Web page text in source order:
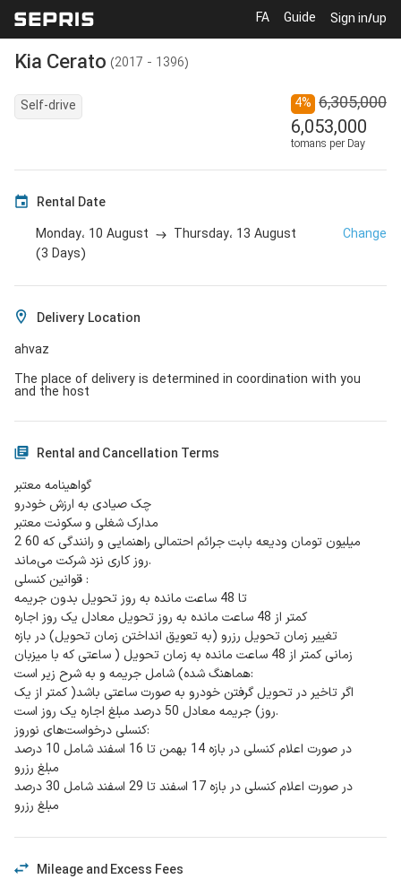
FA Guide Sign in/up
Kia Cerato (2017 - 1396)
Self-drive 4% 6,305,000
6,053,000
tomans per Day
Rental Date
Monday، 10 August Thursday، 13 August
(3 Days)
Change
Delivery Location
ahvaz
The place of delivery is determined in coordination with you
and the host
Rental and Cancellation Terms
گواهینامه معتبر
چک صیادی به ارزش خودرو
مدارک شغلی و سکونت معتبر
2 میلیون تومان ودیعه بابت جرائم احتمالی راهنمایی و رانندگی که 60
روز کاری نزد شرکت می‌ماند.
قوانین کنسلی :
تا 48 ساعت مانده به روز تحویل بدون جریمه
کمتر از 48 ساعت مانده به روز تحویل معادل یک روز اجاره
تغییر زمان تحویل رزرو (به تعویق انداختن زمان تحویل) در بازه
زمانی کمتر از 48 ساعت مانده به زمان تحویل ( ساعتی که با میزبان
هماهنگ شده) شامل جریمه و به شرح زیر است:
اگر تاخیر در تحویل گرفتن خودرو به صورت ساعتی باشد( کمتر از یک
روز) جریمه معادل 50 درصد مبلغ اجاره یک روز است.
کنسلی درخواست‌های نوروز:
در صورت اعلام کنسلی در بازه 14 بهمن تا 16 اسفند شامل 10 درصد
مبلغ رزرو
در صورت اعلام کنسلی در بازه 17 اسفند تا 29 اسفند شامل 30 درصد
مبلغ رزرو
Mileage and Excess Fees